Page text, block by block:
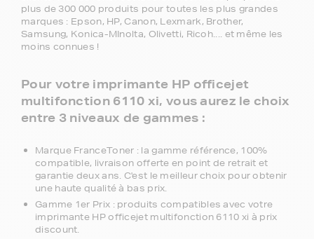
plus de 300 000 produits pour toutes les plus grandes
marques : Epson, HP, Canon, Lexmark, Brother,
Samsung, Konica-MInolta, Olivetti, Ricoh.... et même les
moins connues !
Pour votre imprimante HP officejet
multifonction 6110 xi, vous aurez le choix
entre 3 niveaux de gammes :
Marque FranceToner : la gamme référence, 100%
compatible, livraison offerte en point de retrait et
garantie deux ans. C'est le meilleur choix pour obtenir
une haute qualité à bas prix.
Gamme 1er Prix : produits compatibles avec votre
imprimante HP officejet multifonction 6110 xi à prix
discount.